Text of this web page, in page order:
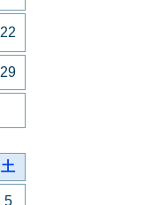
22
29
土
5